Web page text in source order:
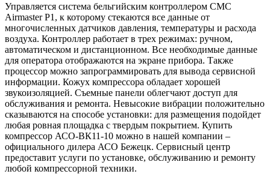
Управляется система бельгийским контроллером CMC
Airmaster P1, к которому стекаются все данные от
многочисленных датчиков давления, температуры и расхода
воздуха. Контроллер работает в трех режимах: ручном,
автоматическом и дистанционном. Все необходимые данные
для оператора отображаются на экране прибора. Также
процессор можно запрограммировать для вывода сервисной
информации. Кожух компрессора обладает хорошей
звукоизоляцией. Съемные панели облегчают доступ для
обслуживания и ремонта. Невысокие вибрации положительно
сказываются на способе установки: для размещения подойдет
любая ровная площадка с твердым покрытием. Купить
компрессор АСО-ВК11-10 можно в нашей компании –
официального дилера АСО Бежецк. Сервисный центр
предоставит услуги по установке, обслуживанию и ремонту
любой компрессорной техники.